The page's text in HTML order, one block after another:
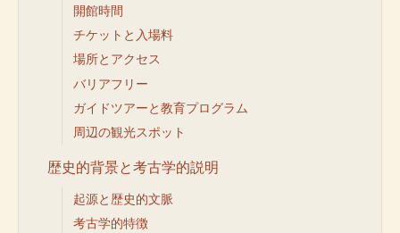
開館時間
チケットと入場料
場所とアクセス
バリアフリー
ガイドツアーと教育プログラム
周辺の観光スポット
歴史的背景と考古学的説明
起源と歴史的文脈
考古学的特徴